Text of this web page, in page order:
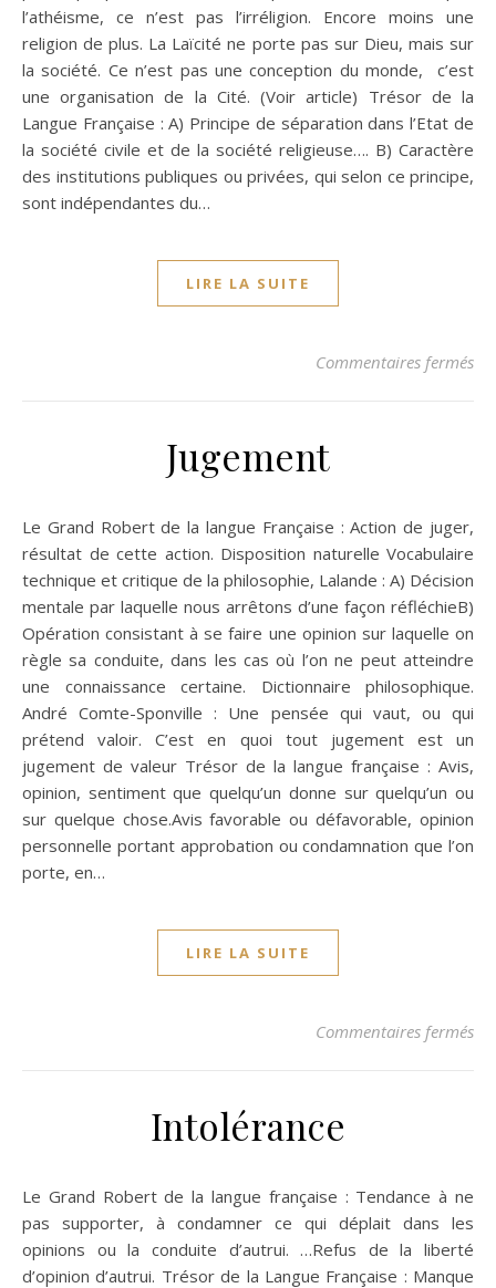
l’athéisme, ce n’est pas l’irréligion. Encore moins une
religion de plus. La Laïcité ne porte pas sur Dieu, mais sur
la société. Ce n’est pas une conception du monde, c’est
une organisation de la Cité. (Voir article) Trésor de la
Langue Française : A) Principe de séparation dans l’Etat de
la société civile et de la société religieuse…. B) Caractère
des institutions publiques ou privées, qui selon ce principe,
sont indépendantes du…
LIRE LA SUITE
Commentaires fermés
Jugement
Le Grand Robert de la langue Française : Action de juger,
résultat de cette action. Disposition naturelle Vocabulaire
technique et critique de la philosophie, Lalande : A) Décision
mentale par laquelle nous arrêtons d’une façon réfléchieB)
Opération consistant à se faire une opinion sur laquelle on
règle sa conduite, dans les cas où l’on ne peut atteindre
une connaissance certaine. Dictionnaire philosophique.
André Comte-Sponville : Une pensée qui vaut, ou qui
prétend valoir. C’est en quoi tout jugement est un
jugement de valeur Trésor de la langue française : Avis,
opinion, sentiment que quelqu’un donne sur quelqu’un ou
sur quelque chose.Avis favorable ou défavorable, opinion
personnelle portant approbation ou condamnation que l’on
porte, en…
LIRE LA SUITE
Commentaires fermés
Intolérance
Le Grand Robert de la langue française : Tendance à ne
pas supporter, à condamner ce qui déplait dans les
opinions ou la conduite d’autrui. …Refus de la liberté
d’opinion d’autrui. Trésor de la Langue Française : Manque